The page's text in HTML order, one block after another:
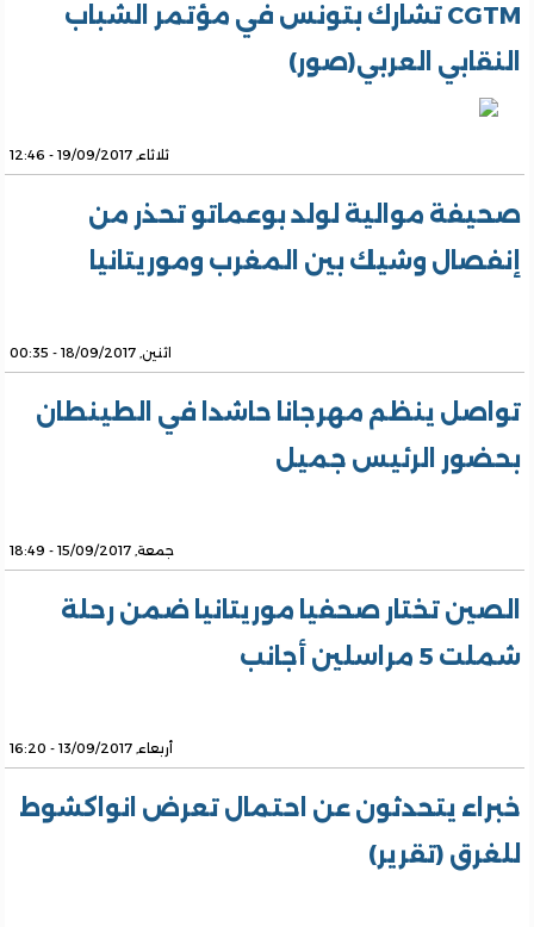
CGTM تشارك بتونس في مؤتمر الشباب
النقابي العربي(صور)
ثلاثاء, 19/09/2017 - 12:46
صحيفة موالية لولد بوعماتو تحذر من
إنفصال وشيك بين المغرب وموريتانيا
اثنين, 18/09/2017 - 00:35
تواصل ينظم مهرجانا حاشدا في الطينطان
بحضور الرئيس جميل
جمعة, 15/09/2017 - 18:49
الصين تختار صحفيا موريتانيا ضمن رحلة
شملت 5 مراسلين أجانب
أربعاء, 13/09/2017 - 16:20
خبراء يتحدثون عن احتمال تعرض انواكشوط
للغرق (تقرير)